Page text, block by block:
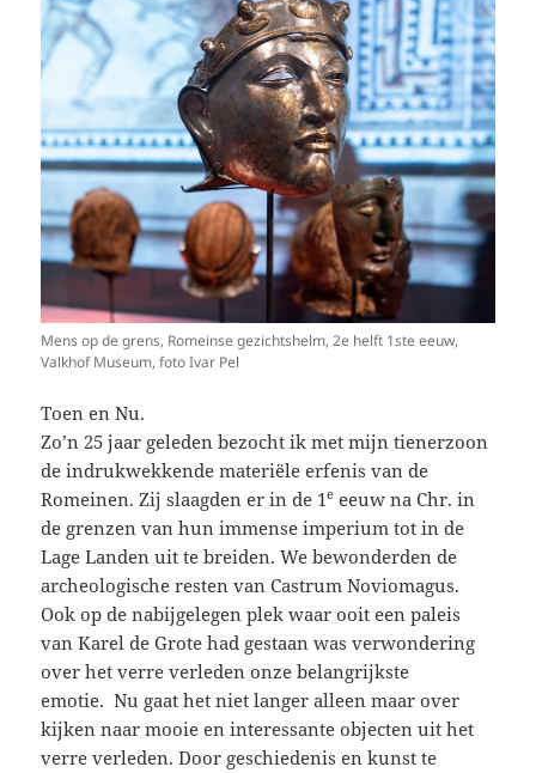
Mens op de grens, Romeinse gezichtshelm, 2e helft 1ste eeuw,
Valkhof Museum, foto Ivar Pel
Toen en Nu.
Zo’n 25 jaar geleden bezocht ik met mijn tienerzoon
de indrukwekkende materiële erfenis van de
Romeinen. Zij slaagden er in de 1e eeuw na Chr. in
de grenzen van hun immense imperium tot in de
Lage Landen uit te breiden. We bewonderden de
archeologische resten van Castrum Noviomagus.
Ook op de nabijgelegen plek waar ooit een paleis
van Karel de Grote had gestaan was verwondering
over het verre verleden onze belangrijkste
emotie. Nu gaat het niet langer alleen maar over
kijken naar mooie en interessante objecten uit het
verre verleden. Door geschiedenis en kunst te